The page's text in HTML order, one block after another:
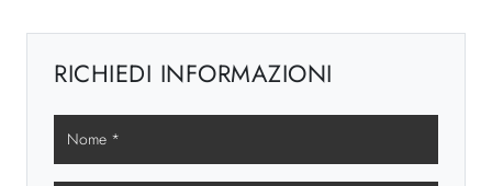
RICHIEDI INFORMAZIONI